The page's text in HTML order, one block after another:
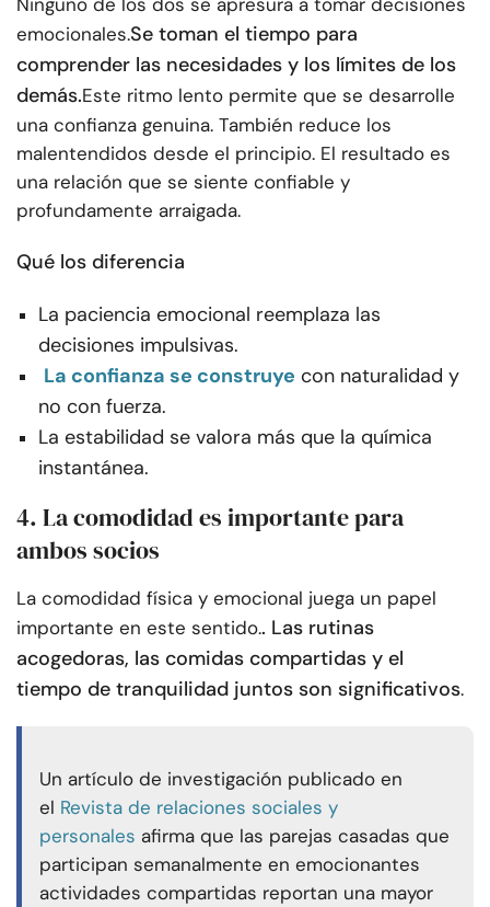
Ninguno de los dos se apresura a tomar decisiones
emocionales.Se toman el tiempo para
comprender las necesidades y los límites de los
demás.Este ritmo lento permite que se desarrolle
una confianza genuina. También reduce los
malentendidos desde el principio. El resultado es
una relación que se siente confiable y
profundamente arraigada.
Qué los diferencia
La paciencia emocional reemplaza las
decisiones impulsivas.
La confianza se construye con naturalidad y
no con fuerza.
La estabilidad se valora más que la química
instantánea.
4. La comodidad es importante para
ambos socios
La comodidad física y emocional juega un papel
importante en este sentido.. Las rutinas
acogedoras, las comidas compartidas y el
tiempo de tranquilidad juntos son significativos.
Un artículo de investigación publicado en
el Revista de relaciones sociales y
personales afirma que las parejas casadas que
participan semanalmente en emocionantes
actividades compartidas reportan una mayor